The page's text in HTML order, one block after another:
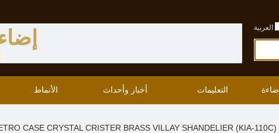
العربية
إضاءة التعليمات أخبار وأحداث الأنماط
CASE CRYSTAL CRISTER BRASS VILLAY SHANDELIER (KIA-110C)